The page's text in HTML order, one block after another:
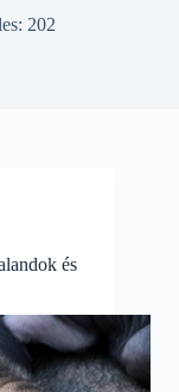
202
és